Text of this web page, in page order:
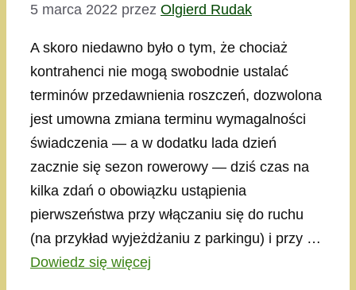
5 marca 2022 przez Olgierd Rudak
A skoro niedawno było o tym, że chociaż
kontrahenci nie mogą swobodnie ustalać
terminów przedawnienia roszczeń, dozwolona
jest umowna zmiana terminu wymagalności
świadczenia — a w dodatku lada dzień
zacznie się sezon rowerowy — dziś czas na
kilka zdań o obowiązku ustąpienia
pierwszeństwa przy włączaniu się do ruchu
(na przykład wyjeżdżaniu z parkingu) i przy …
Dowiedz się więcej